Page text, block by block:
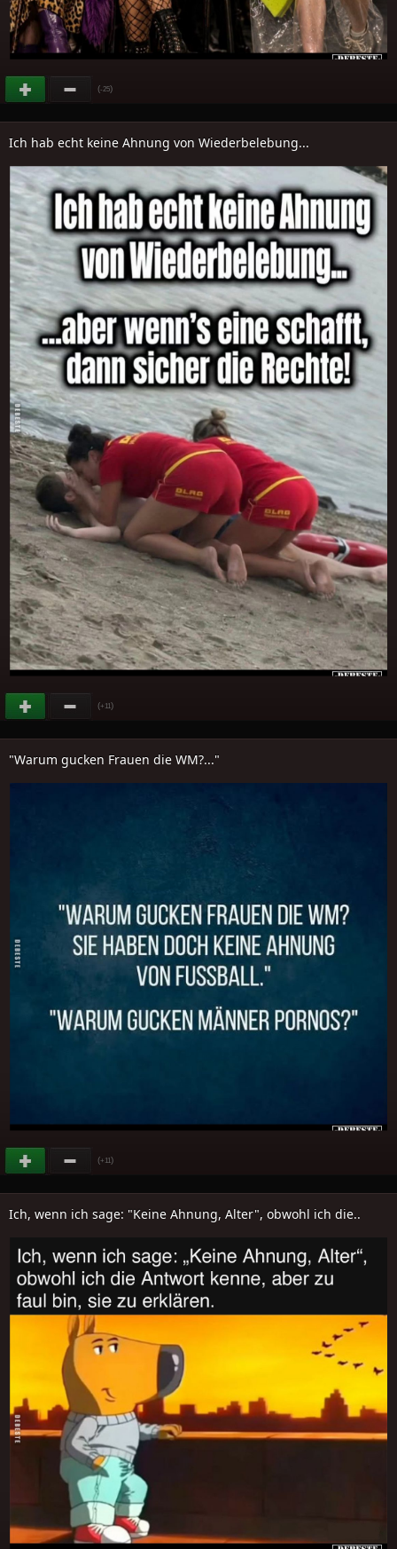
(-25)
Ich hab echt keine Ahnung von Wiederbelebung...
(+11)
"Warum gucken Frauen die WM?..."
(+11)
Ich, wenn ich sage: "Keine Ahnung, Alter", obwohl ich die..